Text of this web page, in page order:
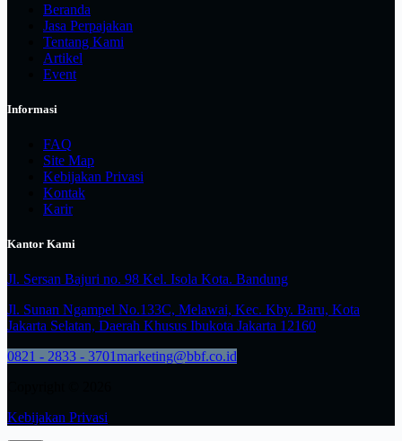
Beranda
Jasa Perpajakan
Tentang Kami
Artikel
Event
Informasi
FAQ
Site Map
Kebijakan Privasi
Kontak
Karir
Kantor Kami
Jl. Sersan Bajuri no. 98 Kel. Isola Kota. Bandung
Jl. Sunan Ngampel No.133C, Melawai, Kec. Kby. Baru, Kota
Jakarta Selatan, Daerah Khusus Ibukota Jakarta 12160
0821 - 2833 - 3701marketing@bbf.co.id
Kebijakan Privasi